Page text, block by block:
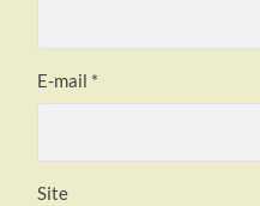
E-mail *
Site